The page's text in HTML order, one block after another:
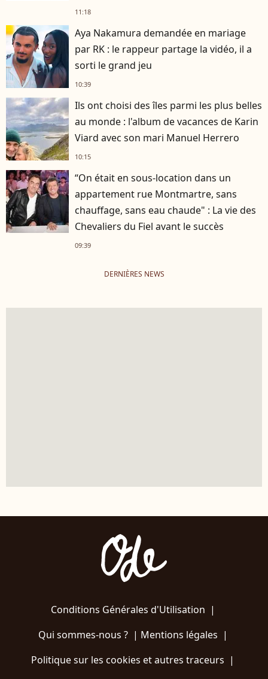
11:18
Aya Nakamura demandée en mariage
par RK : le rappeur partage la vidéo, il a
sorti le grand jeu
10:39
Ils ont choisi des îles parmi les plus belles
au monde : l'album de vacances de Karin
Viard avec son mari Manuel Herrero
10:15
“On était en sous-location dans un
appartement rue Montmartre, sans
chauffage, sans eau chaude" : La vie des
Chevaliers du Fiel avant le succès
09:39
DERNIÈRES NEWS
Conditions Générales d'Utilisation |
Qui sommes-nous ?| Mentions légales |
Politique sur les cookies et autres traceurs |